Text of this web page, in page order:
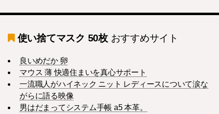
使い捨てマスク 50枚おすすめサイト
良いめだか 卵
マウス 薄 快適住まいを真心サポート
一流職人がハイネック ニット レディースについて涙な
がらに語る映像
男はだまってシステム手帳 a5 本革。